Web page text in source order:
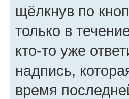
щёлкнув по
только в
кто-то уже
надпись,
время